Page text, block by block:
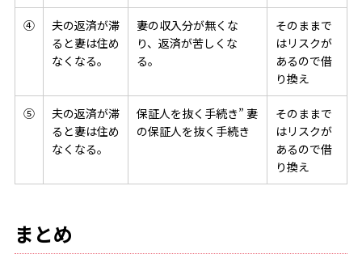
④
夫の返済が滞
ると妻は住め
なくなる。
妻の収入分が無くな
り、返済が苦しくな
る。
そのままで
はリスクが
あるので借
り換え
⑤
夫の返済が滞
ると妻は住め
なくなる。
保証人を抜く手続き” 妻
の保証人を抜く手続き
そのままで
はリスクが
あるので借
り換え
まとめ